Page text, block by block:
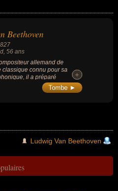
avoir été allemand par
Beethoven
, 56 ans
allemand de
classique connu pour sa
il a préparé
le romantisme en musique et
occidentale pendant
+
+
Tombe ►
Ludwig Van Beethoven